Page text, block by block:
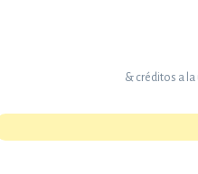
& créditos a